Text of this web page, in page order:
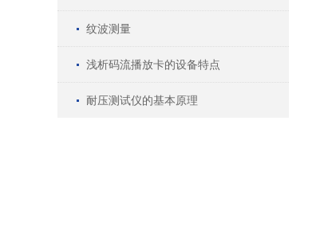
纹波测量
浅析码流播放卡的设备特点
耐压测试仪的基本原理